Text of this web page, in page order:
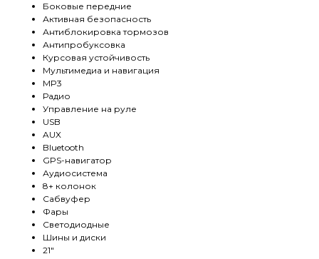
Боковые передние
Активная безопасность
Антиблокировка тормозов
Антипробуксовка
Курсовая устойчивость
Мультимедиа и навигация
MP3
Радио
Управление на руле
USB
AUX
Bluetooth
GPS-навигатор
Аудиосистема
8+ колонок
Сабвуфер
Фары
Светодиодные
Шины и диски
21"